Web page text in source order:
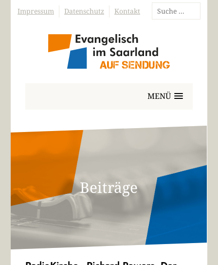
Impressum Datenschutz Kontakt
MENÜ
Beiträge